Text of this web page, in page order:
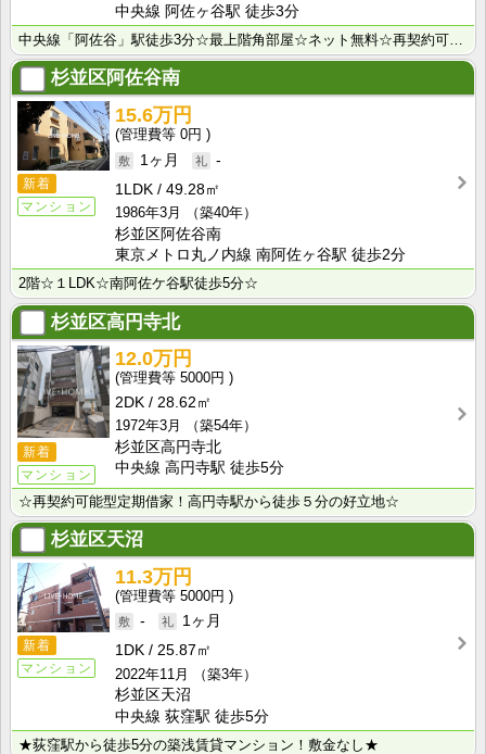
中央線 阿佐ヶ谷駅 徒歩3分
杉並区阿佐谷南
新着
マンション
15.6万円
0円
1ヶ月
-
1LDK
49.28㎡
1986年3月
（築40年）
杉並区阿佐谷南
東京メトロ丸ノ内線 南阿佐ヶ谷駅 徒歩2分
2階☆１LDK☆南阿佐ケ谷駅徒歩5分☆
杉並区高円寺北
新着
マンション
12.0万円
5000円
2DK
28.62㎡
1972年3月
（築54年）
杉並区高円寺北
中央線 高円寺駅 徒歩5分
☆再契約可能型定期借家！高円寺駅から徒歩５分の好立地☆
杉並区天沼
新着
マンション
11.3万円
5000円
-
1ヶ月
1DK
25.87㎡
2022年11月
（築3年）
杉並区天沼
中央線 荻窪駅 徒歩5分
★荻窪駅から徒歩5分の築浅賃貸マンション！敷金なし★